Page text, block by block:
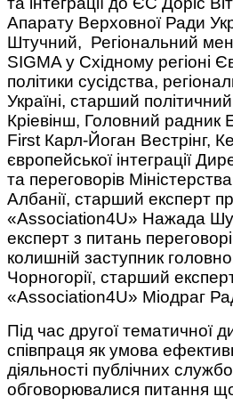
Апарату Верховної Ради
Штучний, Регіональний
SIGMA у Східному регіоні
політики сусідства,
Україні, старший
Кріевінш, Головний радник
First Карл-Йоган Вестрінг,
європейської інтеграції
та переговорів
Албанії, старший експерт
«Association4U» Нажада
експерт з питань
колишній заступник
Чорногорії, старший
«Association4U» Міодраг
Під час другої тематичної
співпраця як умова
діяльності публічних
обговорювалися питання